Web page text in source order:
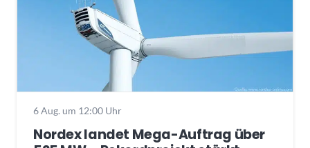
6 Aug. um 12:00 Uhr
Nordex landet Mega-Auftrag über